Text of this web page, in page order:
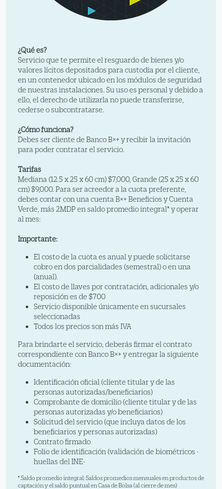
¿Qué es?
Servicio que te permite el resguardo de bienes y/o
valores lícitos depositados para custodia por el cliente,
en un contenedor ubicado en los módulos de seguridad
de nuestras instalaciones. Su uso es personal y debido a
ello, el derecho de utilizarla no puede transferirse,
cederse o subcontratarse.
¿Cómo funciona?
Debes ser cliente de Banco B×+ y recibir la invitación
para poder contratar el servicio.
Tarifas
Mediana (12.5 x 25 x 60 cm) $7,000, Grande (25 x 25 x 60
cm) $9,000. Para ser acreedor a la cuota preferente,
debes contar con una cuenta B×+ Beneficios y Cuenta
Verde, más 2MDP en saldo promedio integral* y operar
al mes:
Importante:
El costo de la cuota es anual y puede solicitarse
cobro en dos parcialidades (semestral) o en una
(anual).
El costo de llaves por contratación, adicionales y/o
reposición es de $700
Servicio disponible únicamente en sucursales
seleccionadas
Todos los precios son más IVA
Para brindarte el servicio, deberás firmar el contrato
correspondiente con Banco B×+ y entregar la siguiente
documentación:
Identificación oficial (cliente titular y de las
personas autorizadas/beneficiarios)
Comprobante de domicilio (cliente titular y de las
personas autorizadas y/o beneficiarios)
Solicitud del servicio (que incluya datos de los
beneficiarios y personas autorizadas)
Contrato firmado
Folio de identificación (validación de biométricos -
huellas del INE-
* Saldo promedio integral: Saldos promedios mensuales en productos de
captación y el saldo puntual en Casa de Bolsa (al cierre de mes)